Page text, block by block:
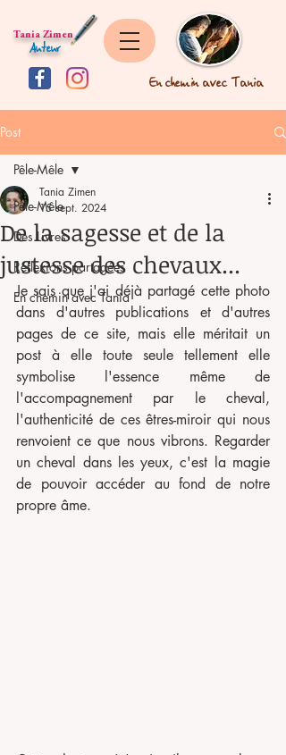
Auteur
Tania Zimen
En chemin avec Tania
Post
Pêle-Mêle
Des Livres
Réflexions partagées
En chemin avec Tania
Pêle-Mêle
De la sagesse et de la
justesse des chevaux...
Tania Zimen
15 sept. 2024
Je sais que j'ai déjà partagé cette photo
dans d'autres publications et d'autres
pages de ce site, mais elle méritait un
post à elle toute seule tellement elle
symbolise l'essence même de
l'accompagnement par le cheval,
l'authenticité de ces êtres-miroir qui nous
renvoient ce que nous vibrons. Regarder
un cheval dans les yeux, c'est la magie
de pouvoir accéder au fond de notre
propre âme.